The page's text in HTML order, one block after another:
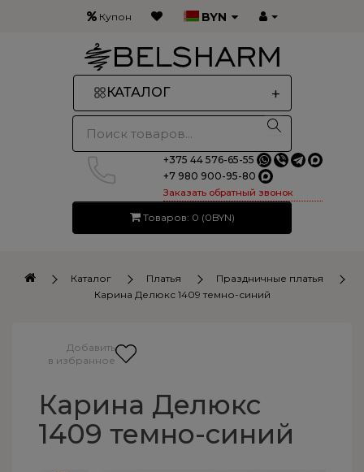
Купон BYN
+
КАТАЛОГ
+375 44 576-65-55
+7 980 900-95-80
Заказать обратный звонок
Товаров: 0 (0BYN)
Каталог Платья
Праздничные платья
Карина Делюкс 1409 темно-синий
Карина Делюкс
1409 темно-синий
Добавить
в избранное